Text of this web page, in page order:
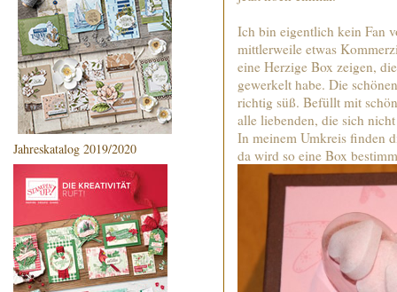
Jahreskatalog 2019/2020
Ich bin eigentlich kein Fan
mittlerweile etwas
eine Herzige Box zeigen,
gewerkelt habe. Die
richtig süß. Befüllt mit
alle liebenden, die sich
In meinem Umkreis finden
da wird so eine Box